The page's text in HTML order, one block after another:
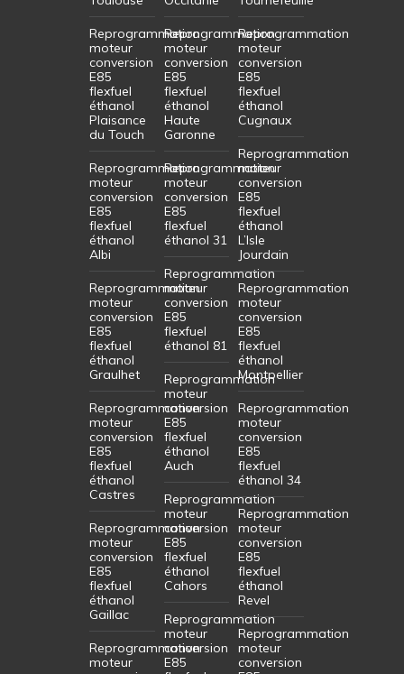
Reprogrammation
moteur
conversion
E85
flexfuel
éthanol
Plaisance
du Touch
Reprogrammation
moteur
conversion
E85
flexfuel
éthanol
Albi
Reprogrammation
moteur
conversion
E85
flexfuel
éthanol
Graulhet
Reprogrammation
moteur
conversion
E85
flexfuel
éthanol
Castres
Reprogrammation
moteur
conversion
E85
flexfuel
éthanol
Gaillac
Reprogrammation
moteur
Reprogrammation
moteur
conversion
E85
flexfuel
éthanol
Haute
Garonne
Reprogrammation
moteur
conversion
E85
flexfuel
éthanol 31
Reprogrammation
moteur
conversion
E85
flexfuel
éthanol 81
Reprogrammation
moteur
conversion
E85
flexfuel
éthanol
Auch
Reprogrammation
moteur
conversion
E85
flexfuel
éthanol
Cahors
Reprogrammation
moteur
conversion
E85
Reprogrammation
moteur
conversion
E85
flexfuel
éthanol
Cugnaux
Reprogrammation
moteur
conversion
E85
flexfuel
éthanol
L’Isle
Jourdain
Reprogrammation
moteur
conversion
E85
flexfuel
éthanol
Montpellier
Reprogrammation
moteur
conversion
E85
flexfuel
éthanol 34
Reprogrammation
moteur
conversion
E85
flexfuel
éthanol
Revel
Reprogrammation
moteur
conversion